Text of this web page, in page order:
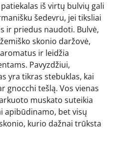
iš virtų bulvių gali
šedevru, jei tiksliai
ir priedus naudoti. Bulvė,
skonio daržovė,
ir leidžia
Pavyzdžiui,
yra tikras stebuklas, kai
gnocchi tešlą. Vos vienas
muskato suteikia
apibūdinamo, bet visų
kurio dažnai trūksta